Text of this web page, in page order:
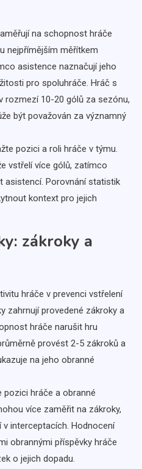
na schopnost hráče
nejpřímějším měřítkem
asistence naznačují jeho
pro spoluhráče. Hráč s
rozmezí 10-20 gólů za sezónu,
být považován za významný
pozici a roli hráče v týmu.
vstřelí více gólů, zatímco
asistencí. Porovnání statistik
kontext pro jejich
zákroky a
hráče v prevenci vstřelení
zahrnují provedené zákroky a
hráče narušit hru
provést 2-5 zákroků a
na jeho obranné
hráče a obranné
více zaměřit na zákroky,
interceptacích. Hodnocení
obrannými příspěvky hráče
o jejich dopadu.